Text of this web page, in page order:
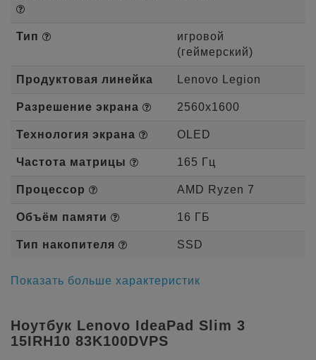
Тип
игровой
(геймерский)
Продуктовая линейка Lenovo Legion
Разрешение экрана 2560x1600
Технология экрана OLED
Частота матрицы 165 Гц
Процессор AMD Ryzen 7
Объём памяти 16 ГБ
Тип накопителя SSD
Показать больше характеристик
Ноутбук Lenovo IdeaPad Slim 3
15IRH10 83K100DVPS